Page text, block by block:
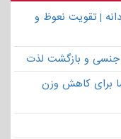
| تقویت نعوظ و
جنسی و بازگشت لذت
برای کاهش وزن